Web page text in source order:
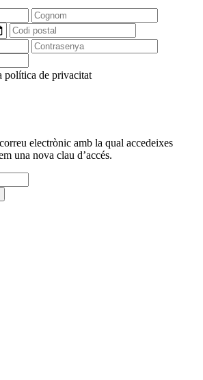
política de privacitat
electrònic amb la qual accedeixes
una nova clau d’accés.